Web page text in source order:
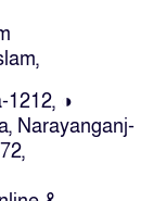
অভিযানে
৪
দোকানে আগুন, ৬
1212, ◑
Narayanganj-